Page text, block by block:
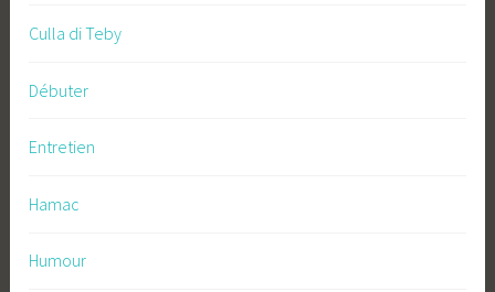
Culla di Teby
Débuter
Entretien
Hamac
Humour